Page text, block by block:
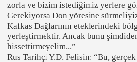
zorla ve bizim istediğimiz yerlere
Gerekiyorsa Don yöresine
Kafkas Dağlarının eteklerindeki
yerleştirmektir. Ancak bunu
hissettirmeyelim...”
Rus Tarihçi Y.D. Felisin: “Bu, gerçek